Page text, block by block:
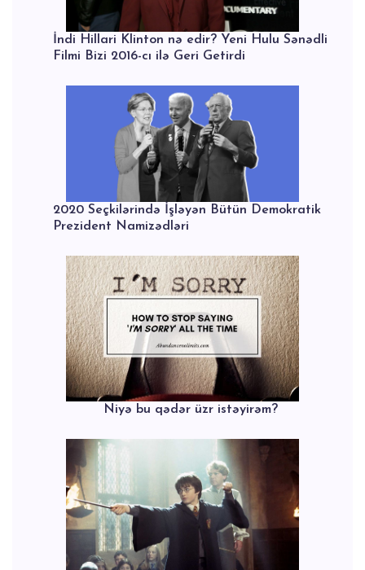
İndi Hillari Klinton nə edir? Yeni Hulu Sənədli
Filmi Bizi 2016-cı ilə Geri Getirdi
2020 Seçkilərində İşləyən Bütün Demokratik
Prezident Namizədləri
Niyə bu qədər üzr istəyirəm?